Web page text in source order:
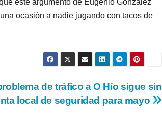
este argumento de Eugenio González
ocasión a nadie jugando con tacos de
de tráfico a O Hío sigue sin
local de seguridad para mayo